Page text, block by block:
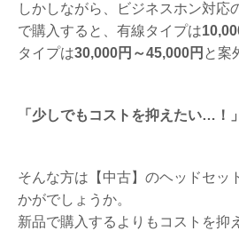
しかしながら、ビジネスホン対応
で購入すると、有線タイプは
タイプは30,000円～45,000円 と案
「少しでもコストを抑えたい…！」
そんな方は【中古】のヘッドセッ
かがでしょうか。
新品で購入するよりもコストを抑